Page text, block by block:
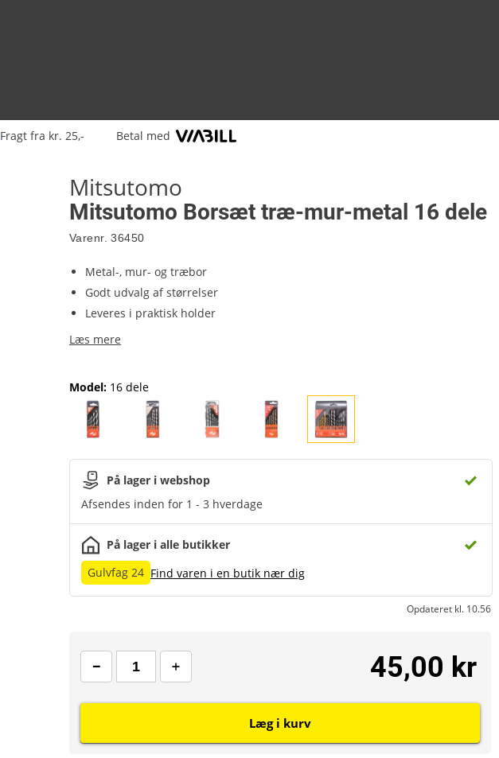
Fragt fra kr. 25,- Betal med
Mitsutomo
Mitsutomo Borsæt træ-mur-metal 16 dele
Varenr. 36450
Metal-, mur- og træbor
Godt udvalg af størrelser
Leveres i praktisk holder
Læs mere
Model: 16 dele
På lager i webshop
Afsendes inden for 1 - 3 hverdage
På lager i alle butikker
Gulvfag 24 Find varen i en butik nær dig
Opdateret kl. 10.56
45,00 kr
Læg i kurv